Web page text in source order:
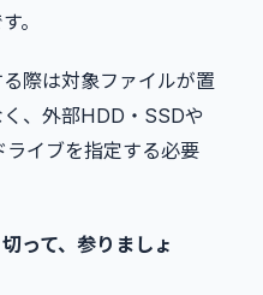
。
際は対象ファイルが置
、外部HDD・SSDや
イブを指定する必要
って、参りましょ